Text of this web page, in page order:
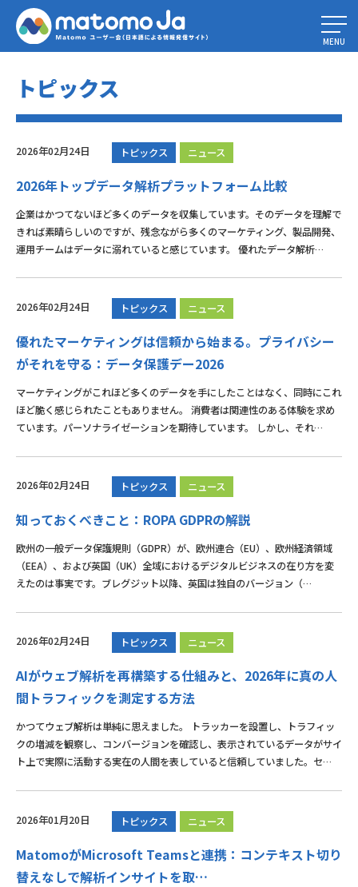
Home» ページ 3
MENU
トピックス
2026年02月24日 トピックス ニュース
2026年トップデータ解析プラットフォーム比較
企業はかつてないほど多くのデータを収集しています。そのデータを理解で
きれば素晴らしいのですが、残念ながら多くのマーケティング、製品開発、
運用チームはデータに溺れていると感じています。 優れたデータ解析…
2026年02月24日 トピックス ニュース
優れたマーケティングは信頼から始まる。プライバシー
がそれを守る：データ保護デー2026
マーケティングがこれほど多くのデータを手にしたことはなく、同時にこれ
ほど脆く感じられたこともありません。 消費者は関連性のある体験を求め
ています。パーソナライゼーションを期待しています。 しかし、それ…
2026年02月24日 トピックス ニュース
知っておくべきこと：ROPA GDPRの解説
欧州の一般データ保護規則（GDPR）が、欧州連合（EU）、欧州経済領域
（EEA）、および英国（UK）全域におけるデジタルビジネスの在り方を変
えたのは事実です。ブレグジット以降、英国は独自のバージョン（…
2026年02月24日 トピックス ニュース
AIがウェブ解析を再構築する仕組みと、2026年に真の人
間トラフィックを測定する方法
かつてウェブ解析は単純に思えました。 トラッカーを設置し、トラフィッ
クの増減を観察し、コンバージョンを確認し、表示されているデータがサイ
ト上で実際に活動する実在の人間を表していると信頼していました。セ…
2026年01月20日 トピックス ニュース
MatomoがMicrosoft Teamsと連携：コンテキスト切り
替えなしで解析インサイトを取…